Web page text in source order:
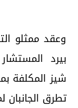
وعقد ممثلو
بيرد
شيز المكلفة
تطرق